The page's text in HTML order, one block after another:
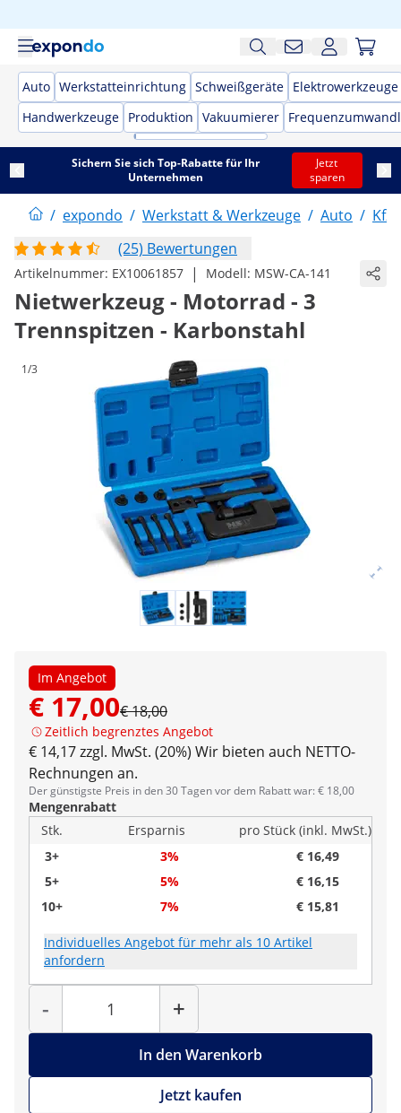
Auto Werkstatteinrichtung Schweißgeräte Elektrowerkzeuge
Handwerkzeuge Produktion Vakuumierer
Sichern Sie sich Top-Rabatte für Ihr
Unternehmen
Jetzt
sparen
/ expondo / Werkstatt & Werkzeuge / Auto /
(25) Bewertungen
Artikelnummer: EX10061857 | Modell: MSW-CA-141
Nietwerkzeug - Motorrad - 3
Trennspitzen - Karbonstahl
1/3
Im Angebot
€ 17,00€ 18,00
Zeitlich begrenztes Angebot
€ 14,17 zzgl. MwSt. (20%) Wir bieten auch NETTO-
Rechnungen an.
Der günstigste Preis in den 30 Tagen vor dem Rabatt war: € 18,00
Mengenrabatt
Stk.
Ersparnis
pro Stück (inkl. MwSt.)
3+
3%
€ 16,49
5+
5%
€ 16,15
10+
7% € 15,81
Individuelles Angebot für mehr als 10 Artikel
anfordern
-
Menge
+
In den Warenkorb
Jetzt kaufen